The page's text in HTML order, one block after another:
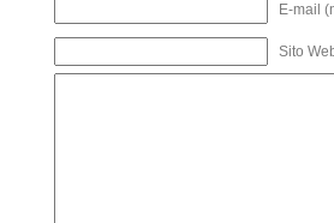
E-mail
Sito